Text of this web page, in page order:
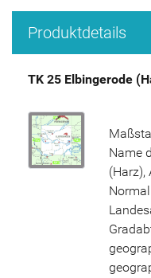
Produktdetails
TK 25 Elbingerode
Name
(Harz),